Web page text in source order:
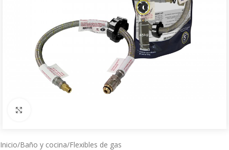
Inicio/Baño y cocina/Flexibles de gas